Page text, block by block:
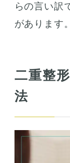
らの言い訳
があります。
二重整
法